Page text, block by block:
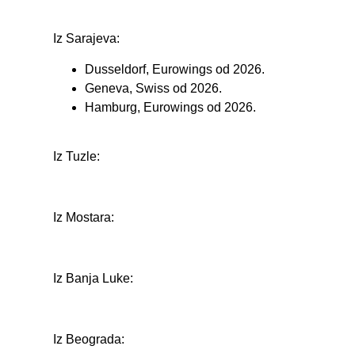
Iz Sarajeva:
Dusseldorf, Eurowings od 2026.
Geneva, Swiss od 2026.
Hamburg, Eurowings od 2026.
Iz Tuzle:
Iz Mostara:
Iz Banja Luke:
Iz Beograda: